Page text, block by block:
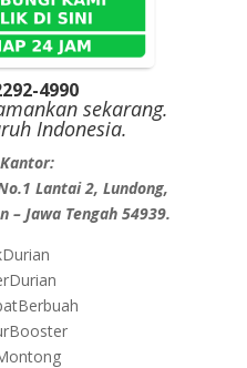
4990
sekarang.
Indonesia.
Lantai 2, Lundong,
– Jawa Tengah 54939.